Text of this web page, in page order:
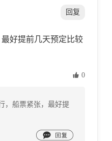
回复
好提前几天预定比较
 0
，船票紧张，最好提
